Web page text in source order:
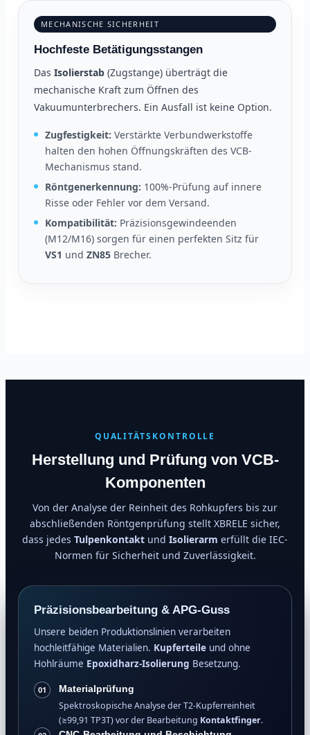
MECHANISCHE SICHERHEIT
Hochfeste Betätigungsstangen
Das Isolierstab (Zugstange) überträgt die
mechanische Kraft zum Öffnen des
Vakuumunterbrechers. Ein Ausfall ist keine Option.
Zugfestigkeit: Verstärkte Verbundwerkstoffe
halten den hohen Öffnungskräften des VCB-
Mechanismus stand.
Röntgenerkennung: 100%-Prüfung auf innere
Risse oder Fehler vor dem Versand.
Kompatibilität: Präzisionsgewindeenden
(M12/M16) sorgen für einen perfekten Sitz für
VS1 und ZN85 Brecher.
QUALITÄTSKONTROLLE
Herstellung und Prüfung von VCB-
Komponenten
Von der Analyse der Reinheit des Rohkupfers bis zur
abschließenden Röntgenprüfung stellt XBRELE sicher,
dass jedes Tulpenkontakt und Isolierarm erfüllt die IEC-
Normen für Sicherheit und Zuverlässigkeit.
Präzisionsbearbeitung & APG-Guss
Unsere beiden Produktionslinien verarbeiten
hochleitfähige Materialien. Kupferteile und ohne
Hohlräume Epoxidharz-Isolierung Besetzung.
01 Materialprüfung
Spektroskopische Analyse der T2-Kupferreinheit
(≥99,91 TP3T) vor der Bearbeitung Kontaktfinger.